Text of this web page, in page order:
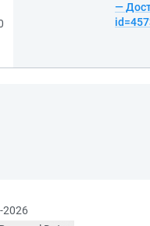
—
2026